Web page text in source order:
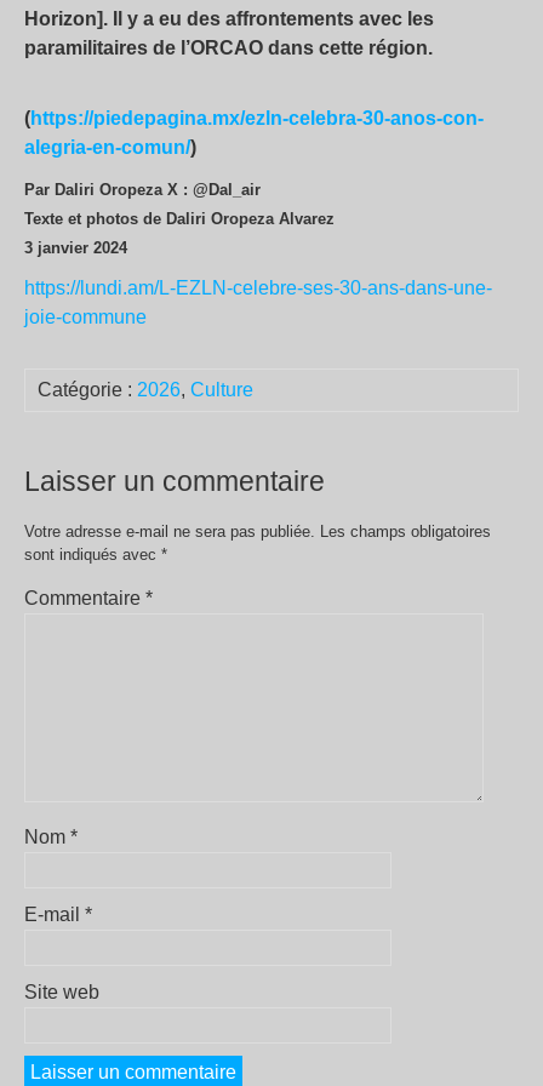
Horizon]. Il y a eu des affrontements avec les
paramilitaires de l’ORCAO dans cette région.
(https://piedepagina.mx/ezln-celebra-30-anos-con-
alegria-en-comun/)
Par Daliri Oropeza X : @Dal_air
Texte et photos de Daliri Oropeza Alvarez
3 janvier 2024
https://lundi.am/L-EZLN-celebre-ses-30-ans-dans-une-
joie-commune
Catégorie : 2026, Culture
Laisser un commentaire
Votre adresse e-mail ne sera pas publiée. Les champs obligatoires
sont indiqués avec *
Commentaire *
Nom *
E-mail *
Site web